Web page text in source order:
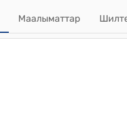
Маалыматтар